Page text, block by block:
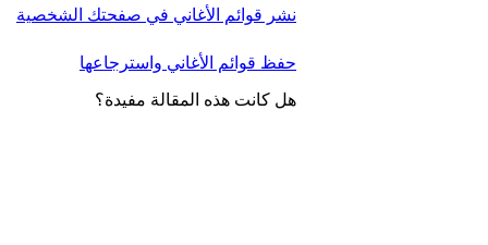
نشر قوائم الأغاني في صفحتك الشخصية
حفظ قوائم الأغاني واسترجاعها
هل كانت هذه المقالة مفيدة؟